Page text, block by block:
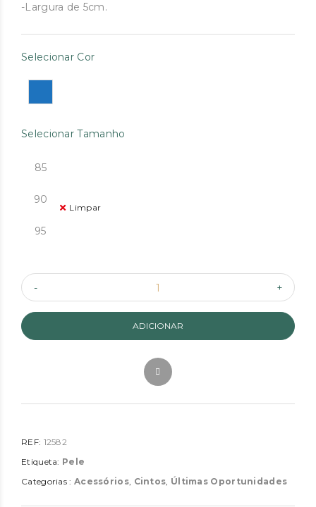
€41.70.
-Largura de 5cm.
Selecionar Cor
Selecionar Tamanho
85
90
95
Limpar
ADICIONAR
REF: 12582
Etiqueta: Pele
Categorias : Acessórios, Cintos, Últimas Oportunidades